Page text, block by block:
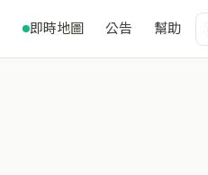
即時地圖 公告 幫助